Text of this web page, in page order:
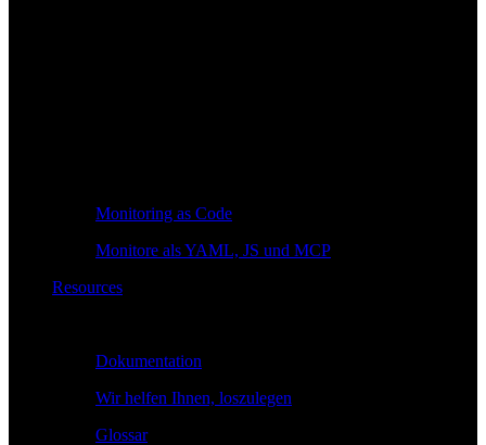
Monitoring as Code
Monitore als YAML, JS und MCP
Resources
Dokumentation
Wir helfen Ihnen, loszulegen
Glossar